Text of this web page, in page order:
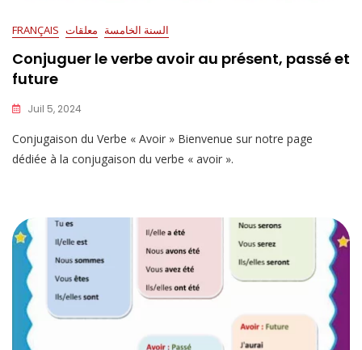
FRANÇAIS السنة الخامسة معلقات
Conjuguer le verbe avoir au présent, passé et
future
Juil 5, 2024
Conjugaison du Verbe « Avoir » Bienvenue sur notre page
dédiée à la conjugaison du verbe « avoir ».